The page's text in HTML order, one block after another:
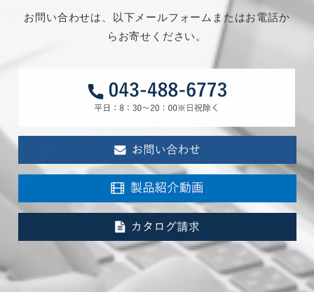
お問い合わせは、以下メールフォームまたはお電話か
らお寄せください。